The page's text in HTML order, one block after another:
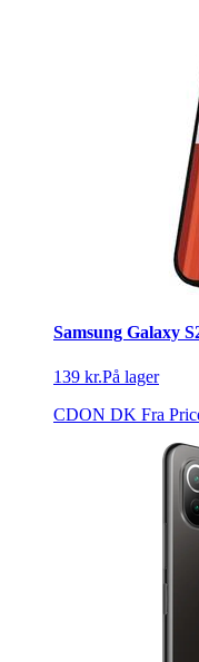
Samsung Galaxy
139 kr.På lager
CDON DK Fra